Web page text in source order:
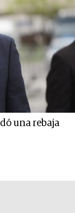
una rebaja